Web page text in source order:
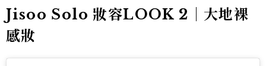
Jisoo Solo 妝容LOOK 2｜大地裸
感妝